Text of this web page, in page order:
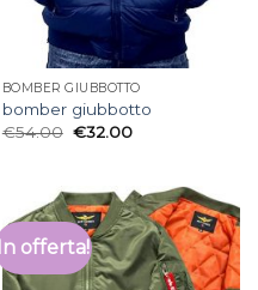
BOMBER GIUBBOTTO
bomber giubbotto
€54.00 €32.00
In offerta!